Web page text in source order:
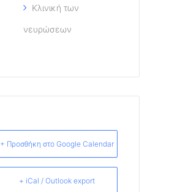
Κλινική των
νευρώσεων
+ Προσθήκη στο Google Calendar
+ iCal / Outlook export